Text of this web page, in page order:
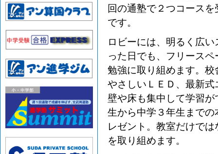
回の通塾で２つコース
です。
ロビーには、明るく広
った日でも、フリース
勉強に取り組めます。
やさしいＬＥＤ、最新
壁や床も集中して学習
生から中学３年生まで
レゼント。教室だけで
を取り組めます。